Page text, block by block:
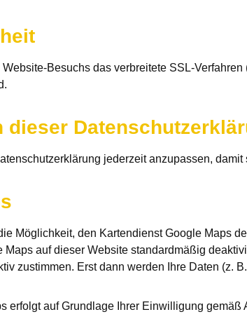
Besuchs das verbreitete SSL-
dieser
jederzeit anzupassen,
Möglichkeit, den Kartendienst Google Maps
Maps auf dieser Website standardmäßig
zustimmen. Erst dann werden Ihre Daten (z.
erfolgt auf Grundlage Ihrer Einwilligung